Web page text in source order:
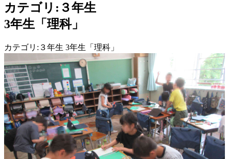
カテゴリ:３年生
3年生「理科」
カテゴリ:３年生 3年生「理科」